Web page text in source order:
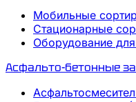
Мобильные
Стационарные
Оборудование
Асфальто-бетонные